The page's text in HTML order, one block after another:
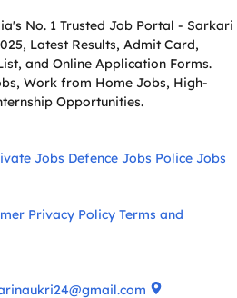
No. 1 Trusted Job Portal - Sarkari
Latest Results, Admit Card,
and Online Application Forms.
Work from Home Jobs, High-
Opportunities.
Jobs Defence Jobs Police Jobs
Privacy Policy Terms and